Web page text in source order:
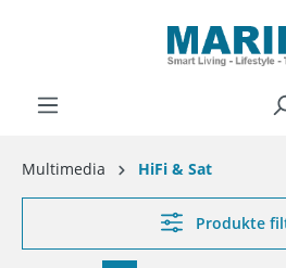
Multimedia HiFi & Sat
Produkte